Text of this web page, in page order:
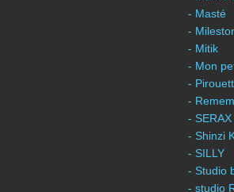
- Masté
-
- Mitik
- Mon
-
-
- SERAX
- Shinzi
- SILLY
- Studio
- studio